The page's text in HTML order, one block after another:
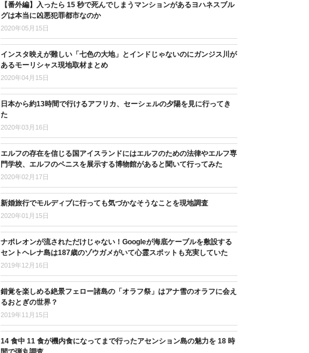
【番外編】入ったら 15 秒で死んでしまうマンションがあるヨハネスブル
グは本当に凶悪犯罪都市なのか
2020年05月15日
インスタ映えが難しい「七色の大地」とインドじゃないのにガンジス川が
あるモーリシャス現地取材まとめ
2020年04月15日
日本から約13時間で行けるアフリカ、セーシェルの夕陽を見に行ってき
た
2020年03月16日
エルフの存在を信じる国アイスランドにはエルフのための法律やエルフ専
門学校、エルフのペニスを展示する博物館があると聞いて行ってみた
2020年02月17日
新婚旅行でモルディブに行っても気づかなそうなことを現地調査
2020年01月15日
ナポレオンが流されただけじゃない！Googleが海底ケーブルを敷設する
セントヘレナ島は187歳のゾウガメがいて心霊スポットも充実していた
2019年12月16日
錯覚を楽しめる絶景フェロー諸島の「オラフ祭」はアナ雪のオラフに会え
るおとぎの世界？
2019年11月15日
14 食中 11 食が機内食になってまで行ったアセンション島の魅力を 18 時